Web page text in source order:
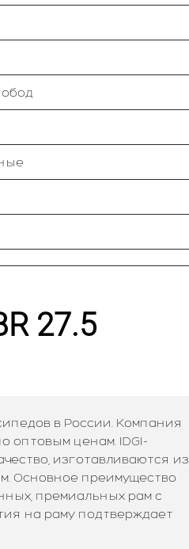
27.5
в России. Компания
оптовым ценам. IDGI-
изготавливаются из
Основное преимущество
премиальных рам с
на раму подтверждает